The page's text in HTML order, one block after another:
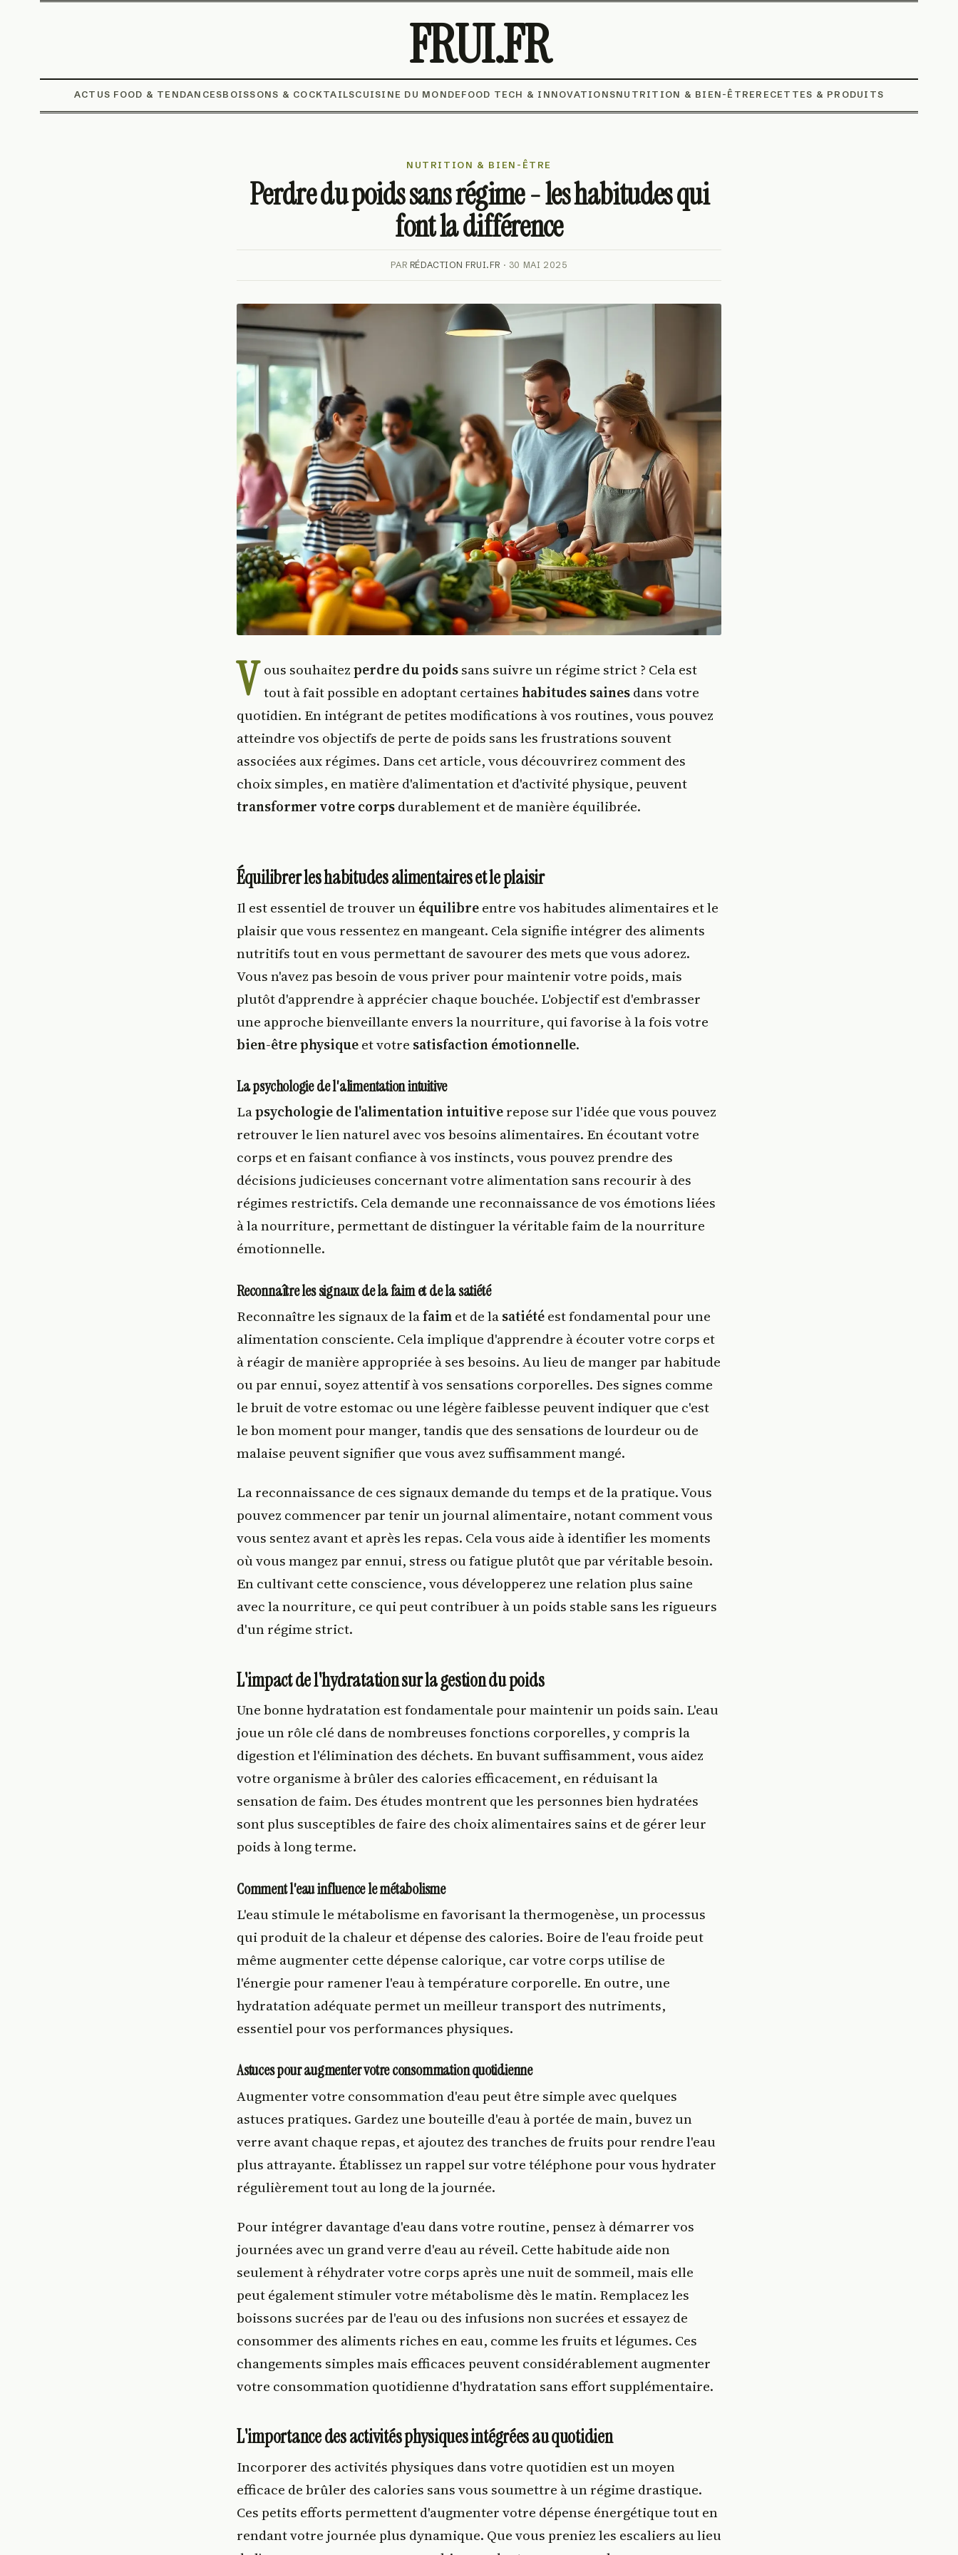
FRUI.FR
ACTUS FOOD & TENDANCESBOISSONS & COCKTAILSCUISINE DU MONDE FOOD TECH & INNOVATIONSNUTRITION & BIEN-ÊTRE RECETTES & PRODUITS
NUTRITION & BIEN-ÊTRE
Perdre du poids sans régime - les habitudes qui
font la différence
PAR RÉDACTION FRUI.FR · 30 MAI 2025
V ous souhaitezperdre du poidssans suivre un régime strict ? Cela est
tout à fait possible en adoptant certaineshabitudes sainesdans votre
quotidien. En intégrant de petites modifications à vos routines, vous pouvez
atteindre vos objectifs de perte de poids sans les frustrations souvent
associées aux régimes. Dans cet article, vous découvrirez comment des
choix simples, en matière d'alimentation et d'activité physique, peuvent
transformer votre corpsdurablement et de manière équilibrée.
Équilibrer les habitudes alimentaires et le plaisir
Il est essentiel de trouver unéquilibreentre vos habitudes alimentaires et le
plaisir que vous ressentez en mangeant. Cela signifie intégrer des aliments
nutritifs tout en vous permettant de savourer des mets que vous adorez.
Vous n'avez pas besoin de vous priver pour maintenir votre poids, mais
plutôt d'apprendre à apprécier chaque bouchée. L'objectif est d'embrasser
une approche bienveillante envers la nourriture, qui favorise à la fois votre
bien-être physiqueet votre satisfaction émotionnelle.
La psychologie de l'alimentation intuitive
Lapsychologie de l'alimentation intuitiverepose sur l'idée que vous pouvez
retrouver le lien naturel avec vos besoins alimentaires. En écoutant votre
corps et en faisant confiance à vos instincts, vous pouvez prendre des
décisions judicieuses concernant votre alimentation sans recourir à des
régimes restrictifs. Cela demande une reconnaissance de vos émotions liées
à la nourriture, permettant de distinguer la véritable faim de la nourriture
émotionnelle.
Reconnaître les signaux de la faim et de la satiété
Reconnaître les signaux de lafaimet de lasatiétéest fondamental pour une
alimentation consciente. Cela implique d'apprendre à écouter votre corps et
à réagir de manière appropriée à ses besoins. Au lieu de manger par habitude
ou par ennui, soyez attentif à vos sensations corporelles. Des signes comme
le bruit de votre estomac ou une légère faiblesse peuvent indiquer que c'est
le bon moment pour manger, tandis que des sensations de lourdeur ou de
malaise peuvent signifier que vous avez suffisamment mangé.
La reconnaissance de ces signaux demande du temps et de la pratique. Vous
pouvez commencer par tenir un journal alimentaire, notant comment vous
vous sentez avant et après les repas. Cela vous aide à identifier les moments
où vous mangez par ennui, stress ou fatigue plutôt que par véritable besoin.
En cultivant cette conscience, vous développerez une relation plus saine
avec la nourriture, ce qui peut contribuer à un poids stable sans les rigueurs
d'un régime strict.
L'impact de l'hydratation sur la gestion du poids
Une bonne hydratation est fondamentale pour maintenir un poids sain. L'eau
joue un rôle clé dans de nombreuses fonctions corporelles, y compris la
digestion et l'élimination des déchets. En buvant suffisamment, vous aidez
votre organisme à brûler des calories efficacement, en réduisant la
sensation de faim. Des études montrent que les personnes bien hydratées
sont plus susceptibles de faire des choix alimentaires sains et de gérer leur
poids à long terme.
Comment l'eau influence le métabolisme
L'eau stimule le métabolisme en favorisant la thermogenèse, un processus
qui produit de la chaleur et dépense des calories. Boire de l'eau froide peut
même augmenter cette dépense calorique, car votre corps utilise de
l'énergie pour ramener l'eau à température corporelle. En outre, une
hydratation adéquate permet un meilleur transport des nutriments,
essentiel pour vos performances physiques.
Astuces pour augmenter votre consommation quotidienne
Augmenter votre consommation d'eau peut être simple avec quelques
astuces pratiques. Gardez une bouteille d'eau à portée de main, buvez un
verre avant chaque repas, et ajoutez des tranches de fruits pour rendre l'eau
plus attrayante. Établissez un rappel sur votre téléphone pour vous hydrater
régulièrement tout au long de la journée.
Pour intégrer davantage d'eau dans votre routine, pensez à démarrer vos
journées avec un grand verre d'eau au réveil. Cette habitude aide non
seulement à réhydrater votre corps après une nuit de sommeil, mais elle
peut également stimuler votre métabolisme dès le matin. Remplacez les
boissons sucrées par de l'eau ou des infusions non sucrées et essayez de
consommer des aliments riches en eau, comme les fruits et légumes. Ces
changements simples mais efficaces peuvent considérablement augmenter
votre consommation quotidienne d'hydratation sans effort supplémentaire.
L'importance des activités physiques intégrées au quotidien
Incorporer des activités physiques dans votre quotidien est un moyen
efficace de brûler des calories sans vous soumettre à un régime drastique.
Ces petits efforts permettent d'augmenter votre dépense énergétique tout en
rendant votre journée plus dynamique. Que vous preniez les escaliers au lieu